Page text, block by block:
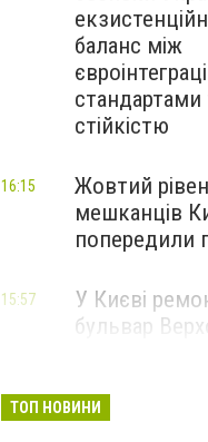
Пожежа на СТО
баланс між
стійкістю
Жовтий
мешканців
попередили
16:15
У Києві
бульвар
15:57
ТОП НОВИНИ